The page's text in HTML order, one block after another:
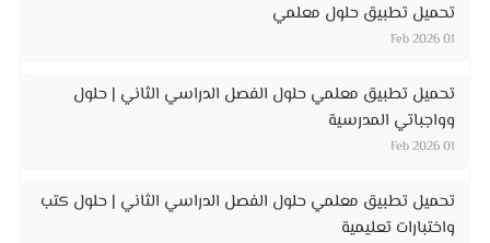
تحميل تطبيق حلول معلمي
01 Feb 2026
تحميل تطبيق معلمي حلول الفصل الدراسي الثاني | حلول
وواجباتي المدرسية
01 Feb 2026
تحميل تطبيق معلمي حلول الفصل الدراسي الثاني | حلول كتب
واختبارات تعليمية